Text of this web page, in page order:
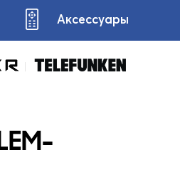
Аксессуары